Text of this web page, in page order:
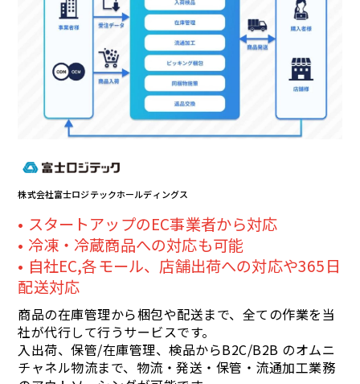
株式会社富士ロジテックホールディングス
スタートアップのEC事業者から対応
冷凍・冷蔵商品への対応も可能
自社EC,各モール、店舗出荷への対応や365日
配送対応
商品の在庫管理から梱包や配送まで、全ての作業を当
社が代行して行うサービスです。
入出荷、保管/在庫管理、検品からB2C/B2B のオムニ
チャネル物流まで、物流・発送・保管・流通加工業務